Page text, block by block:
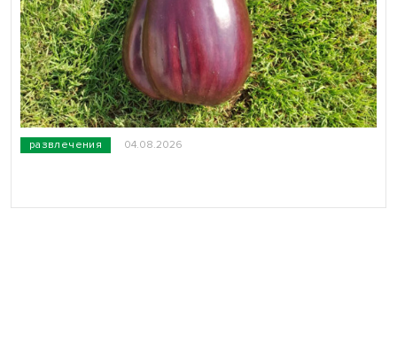
развлечения 04.08.2026